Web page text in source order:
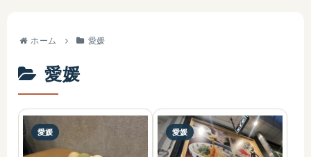
ホーム 愛媛
愛媛
愛媛 愛媛